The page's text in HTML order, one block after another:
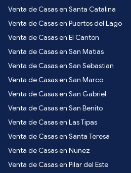
Venta de Casas en Santa Catalina
Venta de Casas en Puertos del Lago
Venta de Casas en El Cantón
Venta de Casas en San Matias
Venta de Casas en San Sebastian
Venta de Casas en San Marco
Venta de Casas en San Gabriel
Venta de Casas en San Benito
Venta de Casas en Las Tipas
Venta de Casas en Santa Teresa
Venta de Casas en Nuñez
Venta de Casas en Pilar del Este